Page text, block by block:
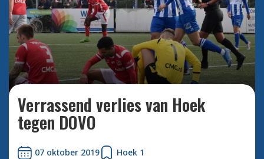
Bekijk alle foto's
Verrassend verlies van Hoek
tegen DOVO
07 oktober 2019 Hoek 1